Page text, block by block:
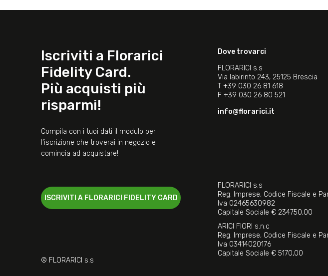
Iscriviti a Florarici
Fidelity Card.
Più acquisti più
risparmi!
Compila con i tuoi dati il modulo per
l’iscrizione che troverai in negozio e
comincia ad acquistare!
ISCRIVITI A FLORARICI FIDELITY CARD
© FLORARICI s.s
Dove trovarci
FLORARICI s.s
Via labirinto 243, 25125 Brescia
T +39 030 26 81 618
F +39 030 26 80 521
info@florarici.it
FLORARICI s.s
Reg. Imprese, Codice Fiscale e
Iva 02465630982
Capitale Sociale € 234750,00
ARICI FIORI s.n.c
Reg. Imprese, Codice Fiscale e
Iva 03414020176
Capitale Sociale € 5170,00